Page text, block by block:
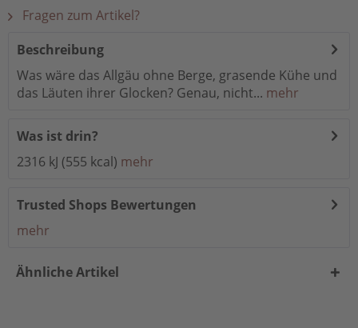
Fragen zum Artikel?
Beschreibung
Was wäre das Allgäu ohne Berge, grasende Kühe und
das Läuten ihrer Glocken? Genau, nicht... mehr
Was ist drin?
2316 kJ (555 kcal) mehr
Trusted Shops Bewertungen
mehr
Ähnliche Artikel